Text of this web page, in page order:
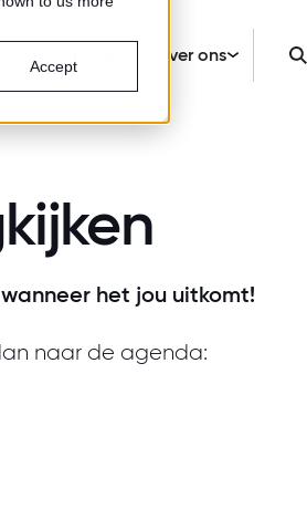
Accept
Over ons
het jou uitkomt!
naar de agenda: